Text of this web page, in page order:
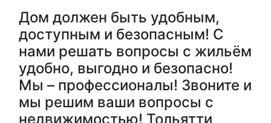
Дом должен быть удобным,
доступным и безопасным! С
нами решать вопросы с жильём
удобно, выгодно и безопасно!
Мы – профессионалы! Звоните и
мы решим ваши вопросы с
недвижимостью! Тольятти